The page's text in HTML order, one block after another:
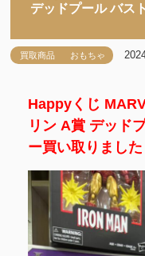
デッドプール バス
買取商品 おもちゃ
Happyくじ
リン A賞 デッド
ー買い取りました